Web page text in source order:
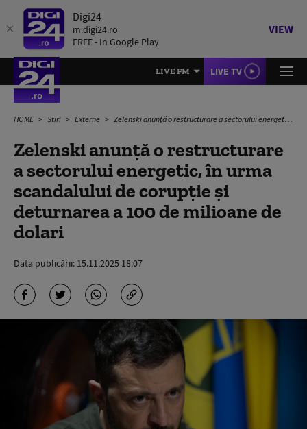
Digi24
m.digi24.ro
FREE - In Google Play
VIEW
LIVE FM LIVE TV
HOME Știri Externe Zelenski anunţă o restructurare a sectorului energetic, în urma scandalului de corupţie și deturnarea a 100 de milioane de dolari
Zelenski anunţă o restructurare
a sectorului energetic, în urma
scandalului de corupţie și
deturnarea a 100 de milioane de
dolari
Data publicării: 15.11.2025 18:07